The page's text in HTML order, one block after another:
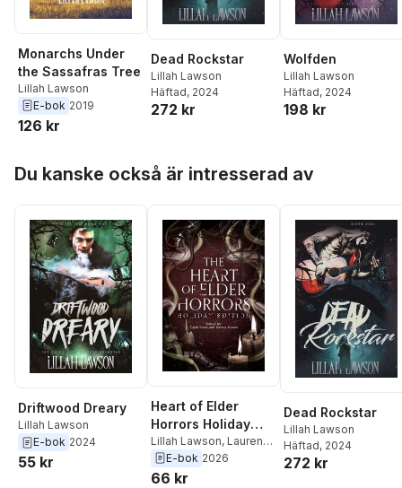
Monarchs Under
the Sassafras Tree
Lillah Lawson
E-bok 2019
126 kr
Dead Rockstar
Lillah Lawson
Häftad, 2024
272 kr
Wolfden
Lillah Lawson
Häftad, 2024
198 kr
Du kanske också är intresserad av
Driftwood Dreary
Lillah Lawson
E-bok 2024
55 kr
Heart of Elder
Horrors Holiday
Edition
Lillah Lawson, Lauren
Emily Whalen,Jessica
Cranberry
E-bok 2026
66 kr
Dead Rockstar
Lillah Lawson
Häftad, 2024
272 kr